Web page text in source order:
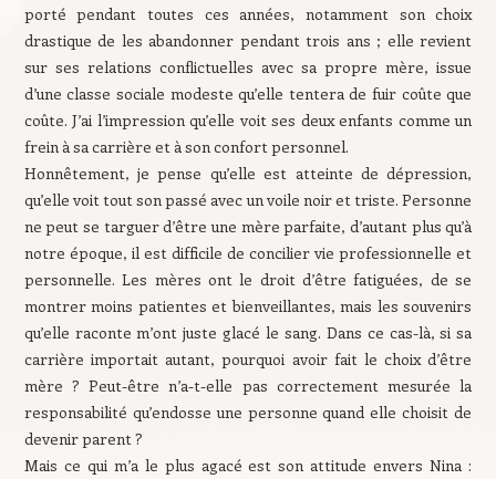
porté pendant toutes ces années, notamment son choix
drastique de les abandonner pendant trois ans ; elle revient
sur ses relations conflictuelles avec sa propre mère, issue
d’une classe sociale modeste qu’elle tentera de fuir coûte que
coûte. J’ai l’impression qu’elle voit ses deux enfants comme un
frein à sa carrière et à son confort personnel.
Honnêtement, je pense qu’elle est atteinte de dépression,
qu’elle voit tout son passé avec un voile noir et triste. Personne
ne peut se targuer d’être une mère parfaite, d’autant plus qu’à
notre époque, il est difficile de concilier vie professionnelle et
personnelle. Les mères ont le droit d’être fatiguées, de se
montrer moins patientes et bienveillantes, mais les souvenirs
qu’elle raconte m’ont juste glacé le sang. Dans ce cas-là, si sa
carrière importait autant, pourquoi avoir fait le choix d’être
mère ? Peut-être n’a-t-elle pas correctement mesurée la
responsabilité qu’endosse une personne quand elle choisit de
devenir parent ?
Mais ce qui m’a le plus agacé est son attitude envers Nina :